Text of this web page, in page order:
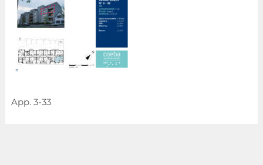
App. 3-33